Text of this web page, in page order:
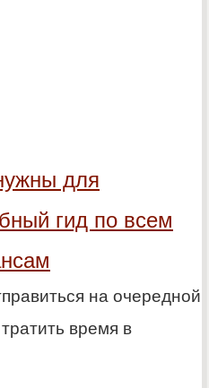
для
гид по всем
на очередной
время в